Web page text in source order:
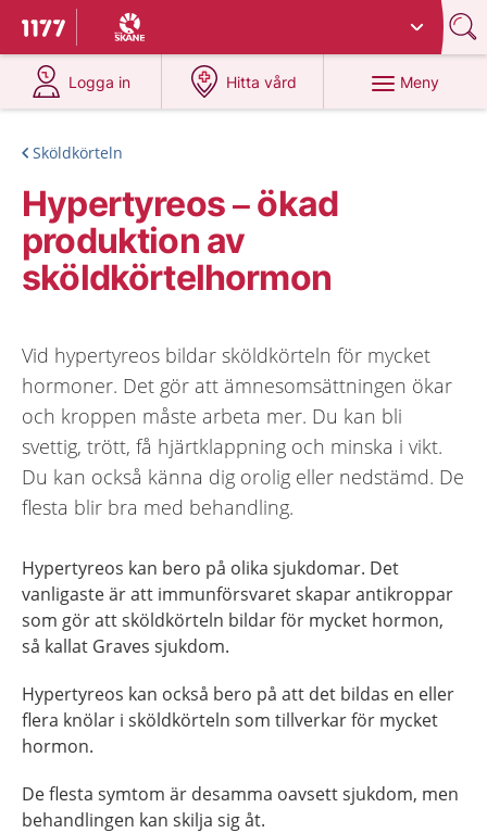
Till startsidan för 1177
Du har valt region
Logga in
på 1177.se
Hitta vård
på 1177.se
Meny
Sköldkörteln
Hypertyreos – ökad
produktion av
sköldkörtelhormon
Vid hypertyreos bildar sköldkörteln för mycket
hormoner. Det gör att ämnesomsättningen ökar
och kroppen måste arbeta mer. Du kan bli
svettig, trött, få hjärtklappning och minska i vikt.
Du kan också känna dig orolig eller nedstämd. De
flesta blir bra med behandling.
Hypertyreos kan bero på olika sjukdomar. Det
vanligaste är att immunförsvaret skapar antikroppar
som gör att sköldkörteln bildar för mycket hormon,
så kallat Graves sjukdom.
Hypertyreos kan också bero på att det bildas en eller
flera knölar i sköldkörteln som tillverkar för mycket
hormon.
De flesta symtom är desamma oavsett sjukdom, men
behandlingen kan skilja sig åt.